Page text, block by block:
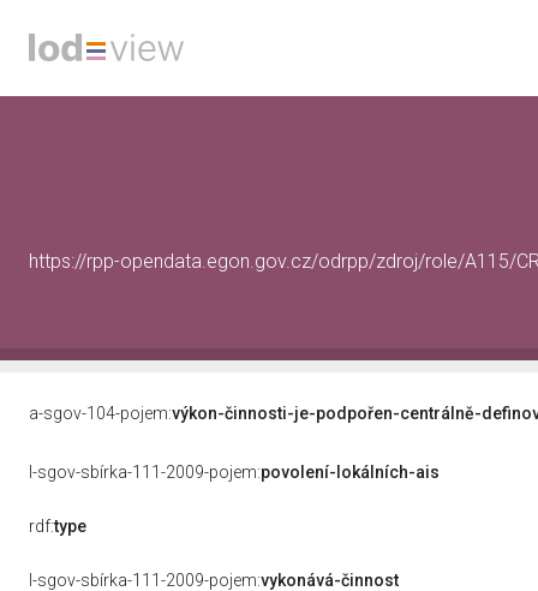
https://rpp-opendata.egon.gov.cz/odrpp/zdroj/role/A115/
a-sgov-104-pojem:výkon-činnosti-je-podpořen-centrálně-
l-sgov-sbírka-111-2009-pojem:povolení-lokálních-ais
rdf:type
l-sgov-sbírka-111-2009-pojem:vykonává-činnost